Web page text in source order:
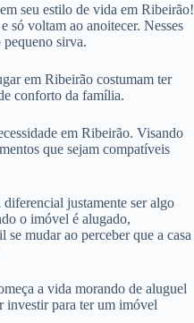
seu estilo de vida em Ribeirão!
só voltam ao anoitecer. Nesses
pequeno sirva.
em Ribeirão costumam ter
conforto da família.
em Ribeirão. Visando
que sejam compatíveis
justamente ser algo
o imóvel é alugado,
mudar ao perceber que a casa
a vida morando de aluguel
investir para ter um imóvel